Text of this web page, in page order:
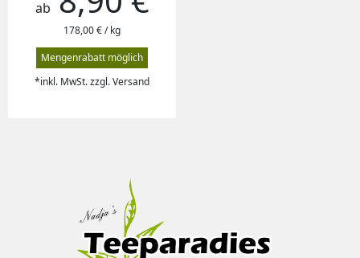
ab
178,00 € / kg
Mengenrabatt möglich
*inkl. MwSt. zzgl. Versand